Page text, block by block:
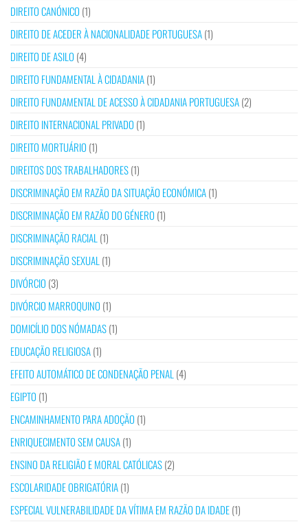
DIREITO CANÓNICO (1)
DIREITO DE ACEDER À NACIONALIDADE PORTUGUESA(1)
DIREITO DE ASILO (4)
DIREITO FUNDAMENTAL À CIDADANIA(1)
DIREITO FUNDAMENTAL DE ACESSO À CIDADANIA PORTUGUESA(2)
DIREITO INTERNACIONAL PRIVADO (1)
DIREITO MORTUÁRIO (1)
DIREITOS DOS TRABALHADORES(1)
DISCRIMINAÇÃO EM RAZÃO DA SITUAÇÃO ECONÓMICA(1)
DISCRIMINAÇÃO EM RAZÃO DO GÉNERO (1)
DISCRIMINAÇÃO RACIAL (1)
DISCRIMINAÇÃO SEXUAL (1)
DIVÓRCIO (3)
DIVÓRCIO MARROQUINO (1)
DOMICÍLIO DOS NÓMADAS(1)
EDUCAÇÃO RELIGIOSA(1)
EFEITO AUTOMÁTICO DE CONDENAÇÃO PENAL (4)
EGIPTO (1)
ENCAMINHAMENTO PARA ADOÇÃO (1)
ENRIQUECIMENTO SEM CAUSA(1)
ENSINO DA RELIGIÃO E MORAL CATÓLICAS(2)
ESCOLARIDADE OBRIGATÓRIA(1)
ESPECIAL VULNERABILIDADE DA VÍTIMA EM RAZÃO DA IDADE(1)